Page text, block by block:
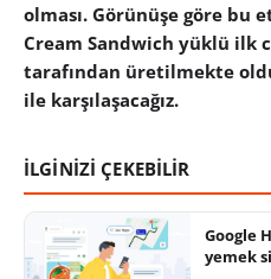
olması. Görünüşe göre bu
Cream Sandwich yüklü ilk
tarafından üretilmekte
ile karşılaşacağız.
İLGİNİZİ ÇEKEBİLİR
Google
yemek